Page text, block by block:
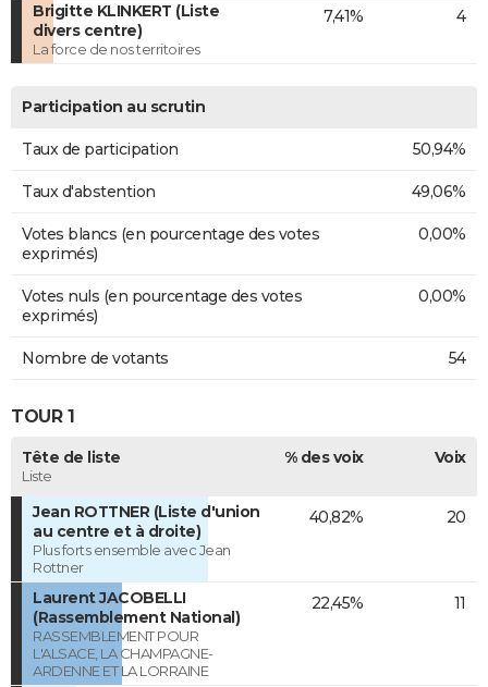
Brigitte KLINKERT (Liste
divers centre)
La force de nos territoires
7,41% 4
Participation au scrutin
Taux de participation 50,94%
Taux d'abstention 49,06%
Votes blancs (en pourcentage des votes
exprimés)
0,00%
Votes nuls (en pourcentage des votes
exprimés)
0,00%
Nombre de votants 54
TOUR 1
Tête de liste
Liste
% des voix Voix
Jean ROTTNER (Liste d'union
au centre et à droite)
Plus forts ensemble avec Jean
Rottner
40,82% 20
Laurent JACOBELLI
(Rassemblement National)
RASSEMBLEMENT POUR
L'ALSACE, LA CHAMPAGNE-
ARDENNE ET LA LORRAINE
22,45% 11